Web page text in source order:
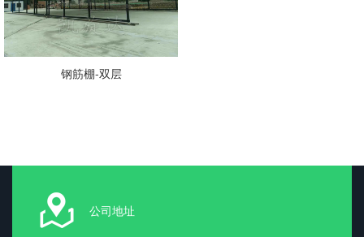
钢筋棚-双层
公司地址